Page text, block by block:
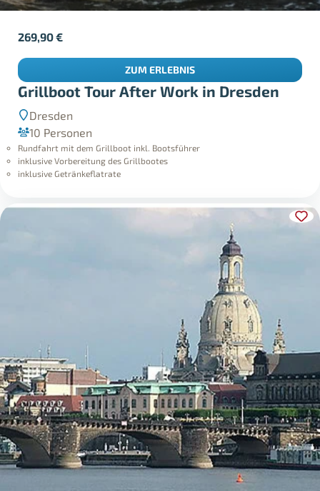
Grillboot Tour After Work in Dresden
Dresden
10 Personen
Rundfahrt mit dem Grillboot inkl. Bootsführer
inklusive Vorbereitung des Grillbootes
inklusive Getränkeflatrate
269,90€
ZUM ERLEBNIS